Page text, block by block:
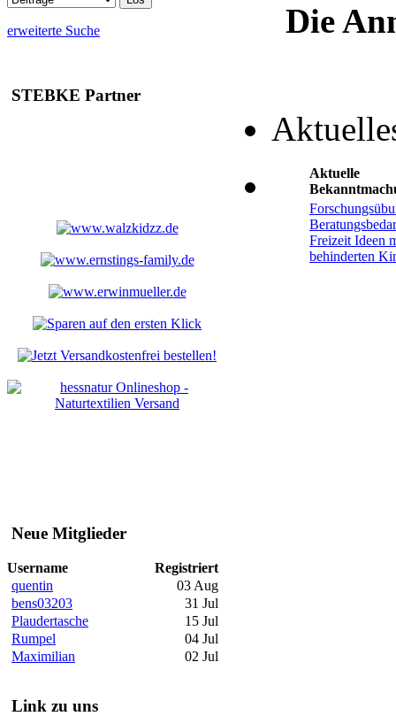
erweiterte Suche
STEBKE Partner
Neue Mitglieder
Username
Registriert
quentin
03 Aug
bens03203
31 Jul
Plaudertasche
15 Jul
Rumpel
04 Jul
Maximilian
02 Jul
Link zu uns
Die
Aktuelle
Freizeit Ideen
behinderten